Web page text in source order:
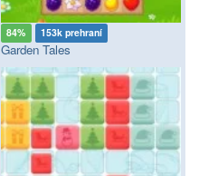
84% 153k prehraní
Garden Tales